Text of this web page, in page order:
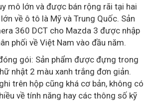
mô lớn và được bán rộng rãi tại hai
về ô tô là Mỹ và Trung Quốc. Sản
360 DCT cho Mazda 3 được nhập
phối về Việt Nam vào đầu năm.
gói: Sản phẩm được đựng trong
nhật 2 màu xanh trắng đơn giản.
trên hộp cũng khá cơ bản, không có
về tính năng hay các thông số kỹ